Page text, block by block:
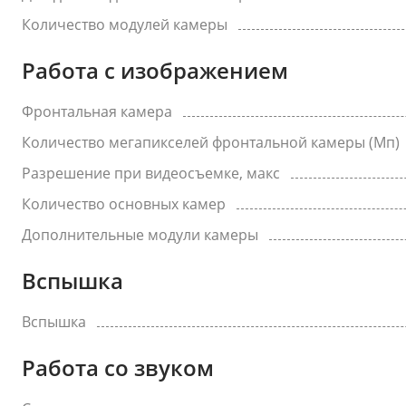
Количество модулей камеры
Работа с изображением
Фронтальная камера
Количество мегапикселей фронтальной камеры (Мп)
Разрешение при видеосъемке, макс
Количество основных камер
Дополнительные модули камеры
Вспышка
Вспышка
Работа со звуком